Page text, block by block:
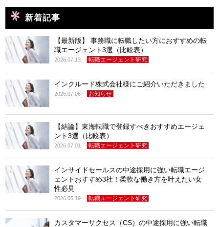
新着記事
【最新版】 事務職に転職したい方におすすめの転
職エージェント3選（比較表）
2026.07.13 転職エージェント研究
インクルード株式会社様にご紹介いただきました
2026.07.06 お知らせ
【結論】東海転職で登録すべきおすすめエージェ
ント3選（比較表）
2026.07.01 転職エージェント研究
インサイドセールスの中途採用に強い転職エージ
ェントおすすめ3社！柔軟な働き方を叶えたい女
性必見
2026.05.19 転職エージェント研究
カスタマーサクセス（CS）の中途採用に強い転職